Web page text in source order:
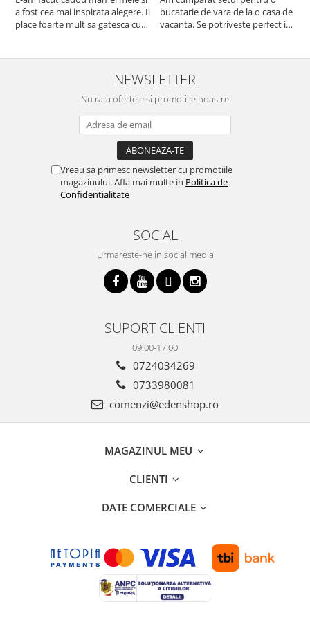
a fost cea mai inspirata alegere. Ii
place foarte mult sa gatesca cu
cratita...ma gandesc serios sa imi
cumpar si eu! Recomand mult !
bucatarie de vara de la o casa de
vacanta. Se potriveste perfect in
buna, recomand cu drag !
NEWSLETTER
Nu rata ofertele si promotiile noastre
Vreau sa primesc newsletter cu promotiile
magazinului. Afla mai multe in Politica de
Confidentialitate
SOCIAL
Urmareste-ne in social media
SUPORT CLIENTI
09.00-17.00
0724034269
0733980081
comenzi@edenshop.ro
MAGAZINUL MEU
CLIENTI
DATE COMERCIALE